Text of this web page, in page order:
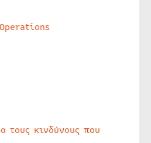
τους κινδύνους που